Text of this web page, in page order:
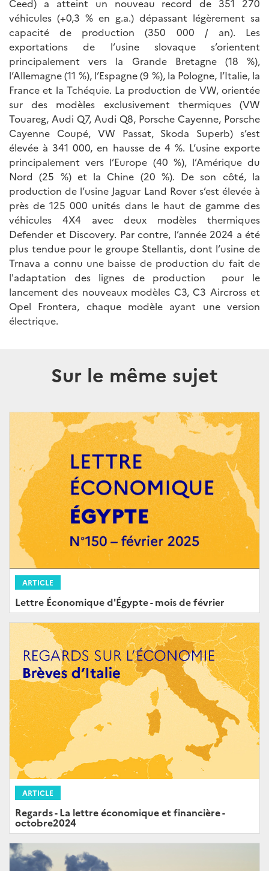
Ceed) a atteint un nouveau record de 351 270
véhicules (+0,3 % en g.a.) dépassant légèrement sa
capacité de production (350 000 / an). Les
exportations de l’usine slovaque s’orientent
principalement vers la Grande Bretagne (18 %),
l’Allemagne (11 %), l’Espagne (9 %), la Pologne, l’Italie, la
France et la Tchéquie. La production de VW, orientée
sur des modèles exclusivement thermiques (VW
Touareg, Audi Q7, Audi Q8, Porsche Cayenne, Porsche
Cayenne Coupé, VW Passat, Skoda Superb) s’est
élevée à 341 000, en hausse de 4 %. L’usine exporte
principalement vers l’Europe (40 %), l’Amérique du
Nord (25 %) et la Chine (20 %). De son côté, la
production de l’usine Jaguar Land Rover s’est élevée à
près de 125 000 unités dans le haut de gamme des
véhicules 4X4 avec deux modèles thermiques
Defender et Discovery. Par contre, l’année 2024 a été
plus tendue pour le groupe Stellantis, dont l’usine de
Trnava a connu une baisse de production du fait de
l'adaptation des lignes de production pour le
lancement des nouveaux modèles C3, C3 Aircross et
Opel Frontera, chaque modèle ayant une version
électrique.
Sur le même sujet
ARTICLE
Lettre Économique d'Égypte - mois de février
ARTICLE
Regards - La lettre économique et financière -
octobre2024